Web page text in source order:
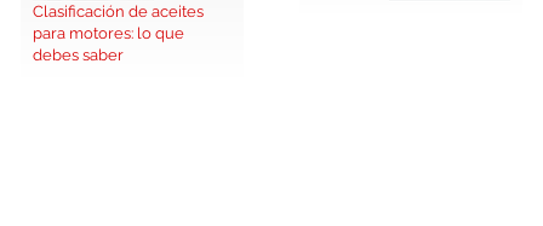
Clasificación de aceites
para motores: lo que
debes saber